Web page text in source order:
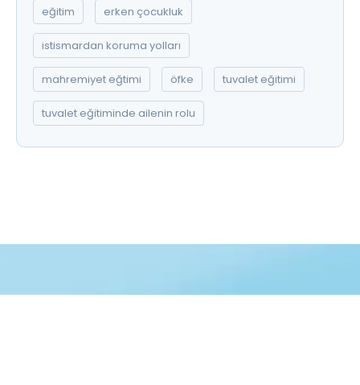
eğitim erken çocukluk
istismardan koruma yolları
mahremiyet eğtimi öfke tuvalet eğitimi
tuvalet eğitiminde ailenin rolu